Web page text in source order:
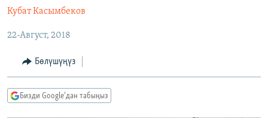
САЯСАТ
ЭКОНОМИКА
МАДАНИЯТ
ДҮЙНӨ
БОРБОР АЗИЯ
УКРАИНА
АТАЙЫН ИЛИКТӨӨ
ТВ ПРОГРАММАЛАР
БҮГҮН АЗАТТЫКТА
ЭКСПЕРТТЕР ТАЛДАЙТ
ПОДКАСТ
ӨЗГӨЧӨ ПИКИР
Кубат Касымбеков
22-Август, 2018
Бөлүшүңүз
Бизди Google'дан табыңыз